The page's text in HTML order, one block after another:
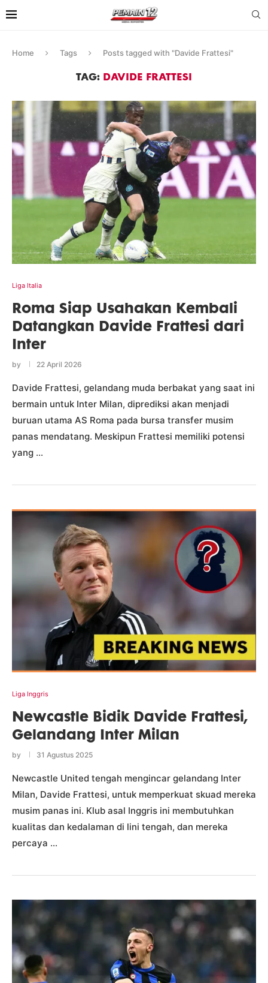
Home Tags Posts tagged with "Davide Frattesi"
TAG: DAVIDE FRATTESI
Liga Italia
Roma Siap Usahakan Kembali
Datangkan Davide Frattesi dari
Inter
by 22 April 2026
Davide Frattesi, gelandang muda berbakat yang saat ini
bermain untuk Inter Milan, diprediksi akan menjadi
buruan utama AS Roma pada bursa transfer musim
panas mendatang. Meskipun Frattesi memiliki potensi
yang …
Liga Inggris
Newcastle Bidik Davide Frattesi,
Gelandang Inter Milan
by 31 Agustus 2025
Newcastle United tengah mengincar gelandang Inter
Milan, Davide Frattesi, untuk memperkuat skuad mereka
musim panas ini. Klub asal Inggris ini membutuhkan
kualitas dan kedalaman di lini tengah, dan mereka
percaya …